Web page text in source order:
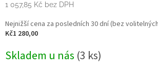
1 057,85 Kč bez DPH
Měrná
cena:
Nejnižší cena za posledních 30 dní (bez
Kč1 280,00
Skladem u nás (3 ks)